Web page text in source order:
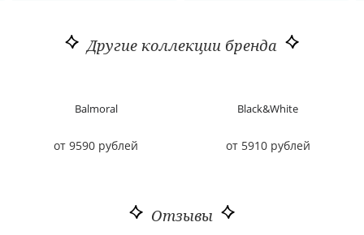
Другие коллекции бренда
Balmoral
от 9590 рублей
Black&White
от 5910 рублей
Отзывы